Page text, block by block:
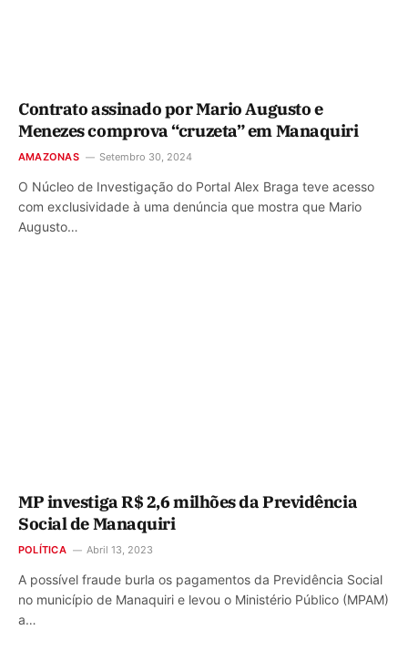
Contrato assinado por Mario Augusto e
Menezes comprova “cruzeta” em Manaquiri
AMAZONAS Setembro 30, 2024
O Núcleo de Investigação do Portal Alex Braga teve acesso
com exclusividade à uma denúncia que mostra que Mario
Augusto…
MP investiga R$ 2,6 milhões da Previdência
Social de Manaquiri
POLÍTICA Abril 13, 2023
A possível fraude burla os pagamentos da Previdência Social
no município de Manaquiri e levou o Ministério Público (MPAM)
a…